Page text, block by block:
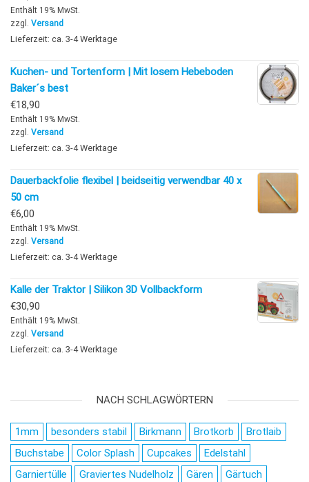
Enthält 19% MwSt.
zzgl. Versand
Lieferzeit: ca. 3-4 Werktage
Kuchen- und Tortenform | Mit losem Hebeboden
Baker´s best
€18,90
Enthält 19% MwSt.
zzgl. Versand
Lieferzeit: ca. 3-4 Werktage
Dauerbackfolie flexibel | beidseitig verwendbar 40 x
50 cm
€6,00
Enthält 19% MwSt.
zzgl. Versand
Lieferzeit: ca. 3-4 Werktage
Kalle der Traktor | Silikon 3D Vollbackform
€30,90
Enthält 19% MwSt.
zzgl. Versand
Lieferzeit: ca. 3-4 Werktage
NACH SCHLAGWÖRTERN
1mm besonders stabil Birkmann Brotkorb
Brotlaib
Buchstabe
Color Splash Cupcakes
Edelstahl
Garniertülle
Graviertes Nudelholz Gären
Gärtuch